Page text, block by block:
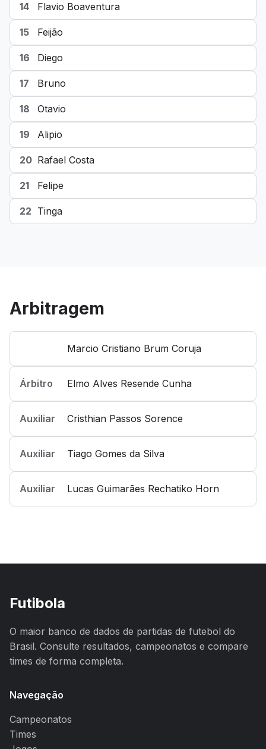
14 Flavio Boaventura
15 Feijão
16 Diego
17 Bruno
18 Otavio
19 Alipio
20 Rafael Costa
21 Felipe
22 Tinga
Arbitragem
Marcio Cristiano Brum Coruja
Árbitro Elmo Alves Resende Cunha
Auxiliar Cristhian Passos Sorence
Auxiliar Tiago Gomes da Silva
Auxiliar Lucas Guimarães Rechatiko Horn
Futibola
O maior banco de dados de partidas de futebol do
Brasil. Consulte resultados, campeonatos e compare
times de forma completa.
Navegação
Campeonatos
Times